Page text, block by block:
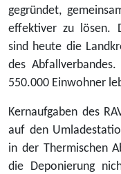
gegründet,
effektiver zu lösen.
sind heute die
des
550.000 Einwohner
Kernaufgaben des
auf den
in der Thermischen
die Deponierung